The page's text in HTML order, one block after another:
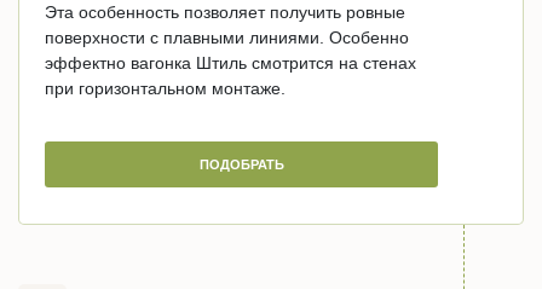
Эта особенность позволяет получить ровные
поверхности с плавными линиями. Особенно
эффектно вагонка Штиль смотрится на стенах
при горизонтальном монтаже.
ПОДОБРАТЬ